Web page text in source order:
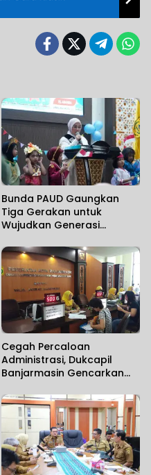
Bunda PAUD Gaungkan
Tiga Gerakan untuk
Wujudkan Generasi
Cegah Percaloan
Administrasi, Dukcapil
Banjarmasin Gencarkan
Berurusan kepada
Masyarakat